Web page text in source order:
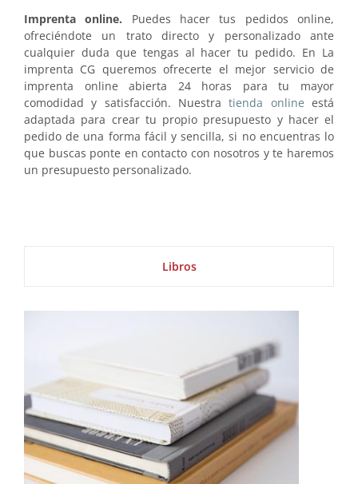
Imprenta online. Puedes hacer tus pedidos online,
ofreciéndote un trato directo y personalizado ante
cualquier duda que tengas al hacer tu pedido. En La
imprenta CG queremos ofrecerte el mejor servicio de
imprenta online abierta 24 horas para tu mayor
comodidad y satisfacción. Nuestratienda online está
adaptada para crear tu propio presupuesto y hacer el
pedido de una forma fácil y sencilla, si no encuentras lo
que buscas ponte en contacto con nosotros y te haremos
un presupuesto personalizado.
Libros